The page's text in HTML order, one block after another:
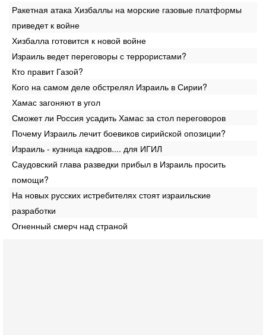
Ракетная атака Хизбаллы на морские газовые платформы
приведет к войне
Хизбалла готовится к новой войне
Израиль ведет переговоры с террористами?
Кто правит Газой?
Кого на самом деле обстрелял Израиль в Сирии?
Хамас загоняют в угол
Сможет ли Россия усадить Хамас за стол переговоров
Почему Израиль лечит боевиков сирийской опозиции?
Израиль - кузница кадров.... для ИГИЛ
Саудовский глава разведки прибыл в Израиль просить
помощи?
На новых русских истребителях стоят израильские
разработки
Огненный смерч над страной